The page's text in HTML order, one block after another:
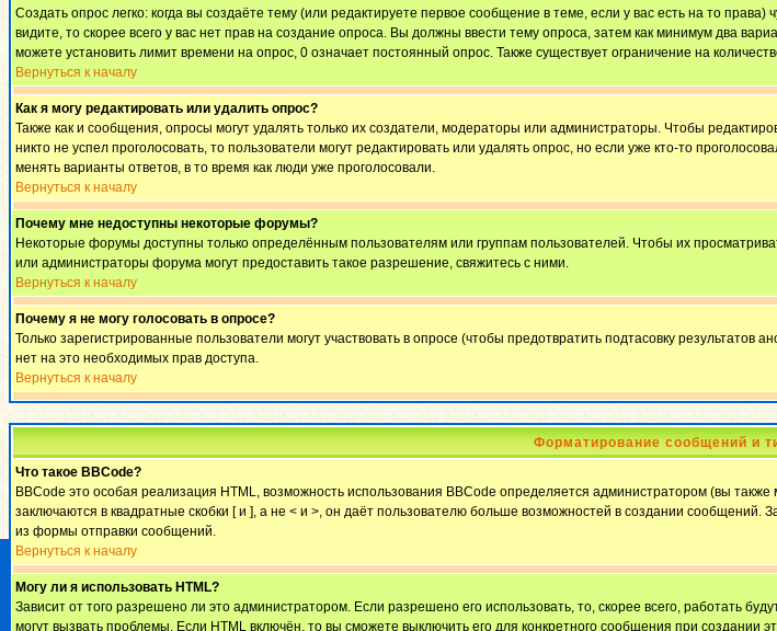
Создать опрос легко: когда вы создаёте тему (или редактируете первое сообщение в теме, если у вас есть на то
видите, то скорее всего у вас нет прав на создание опроса. Вы должны ввести тему опроса, затем как минимум два
можете установить лимит времени на опрос, 0 означает постоянный опрос. Также существует ограничение на
Вернуться к началу
Как я могу редактировать или удалить опрос?
Также как и сообщения, опросы могут удалять только их создатели, модераторы или администраторы. Чтобы
никто не успел проголосовать, то пользователи могут редактировать или удалять опрос, но если уже кто-то
менять варианты ответов, в то время как люди уже проголосовали.
Вернуться к началу
Почему мне недоступны некоторые форумы?
Некоторые форумы доступны только определённым пользователям или группам пользователей. Чтобы их
или администраторы форума могут предоставить такое разрешение, свяжитесь с ними.
Вернуться к началу
Почему я не могу голосовать в опросе?
Только зарегистрированные пользователи могут участвовать в опросе (чтобы предотвратить подтасовку
нет на это необходимых прав доступа.
Вернуться к началу
Форматирование сообщений и
Что такое BBCode?
BBCode это особая реализация HTML, возможность использования BBCode определяется администратором (вы
заключаются в квадратные скобки [ и ], а не < и >, он даёт пользователю больше возможностей в создании
из формы отправки сообщений.
Вернуться к началу
Могу ли я использовать HTML?
Зависит от того разрешено ли это администратором. Если разрешено его использовать, то, скорее всего, работать
могут вызвать проблемы. Если HTML включён, то вы сможете выключить его для конкретного сообщения при создании